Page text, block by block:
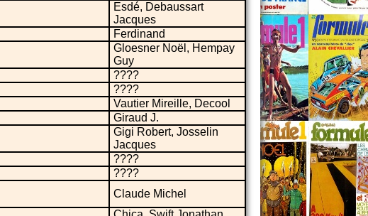
Esdé, Debaussart
Jacques
Ferdinand
Gloesner Noël, Hempay
Guy
????
????
Vautier Mireille, Decool
Giraud J.
Gigi Robert, Josselin
Jacques
????
????
Claude Michel